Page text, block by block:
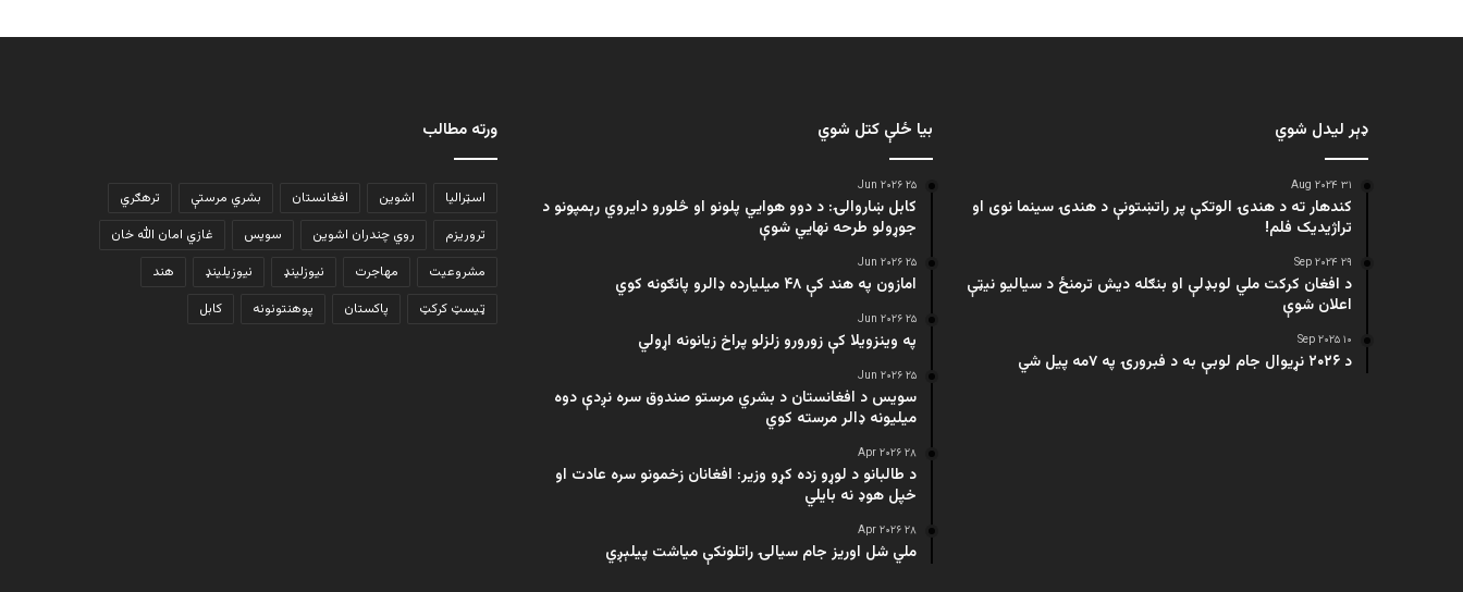
ډېر لیدل شوي
۳۱ Aug ۲۰۲۴
کندهار ته د هندۍ الوتکې پر راتښتونې د هندۍ سینما نوی او
تراژيديک فلم!
۲۹ Sep ۲۰۲۴
د افغان کرکت ملي لوبډلې او بنګله دیش ترمنځ د سیالیو نیټې
اعلان شوې
۱۰ Sep ۲۰۲۵
د ۲۰۲۶ نړیوال جام لوبې به د فبرورۍ په ۷مه پیل شي
بیا ځلې کتل شوي
۲۵ Jun ۲۰۲۶
کابل ښاروالۍ: د دوو هوايي پلونو او څلورو دایروي رېمپونو د
جوړولو طرحه نهایي شوې
۲۵ Jun ۲۰۲۶
امازون په هند کې ۴۸ میلیارده ډالرو پانګونه کوي
۲۵ Jun ۲۰۲۶
په وینزویلا کې زورورو زلزلو پراخ زیانونه اړولي
۲۵ Jun ۲۰۲۶
سویس د افغانستان د بشري مرستو صندوق سره نږدې دوه
میلیونه ډالر مرسته کوي
۲۸ Apr ۲۰۲۶
د طالبانو د لوړو زده کړو وزیر: افغانان زخمونو سره عادت او
خپل هوډ نه بایلي
۲۸ Apr ۲۰۲۶
ملي شل اوریز جام سیالۍ راتلونکې میاشت پیلېږي
ورته مطالب
اسټرالیا اشوین افغانستان بشري مرستې
ترهګري
تروریزم
روي چندران اشوین سویس
غازي امان الله خان
مشروعیت
مهاجرت نیوزلینډ نیوزیلینډ
هند
ټیسټ کرکټ
پاکستان پوهنتونونه کابل